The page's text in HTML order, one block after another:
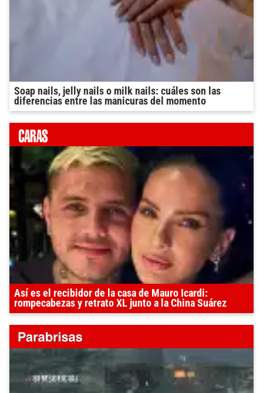
Soap nails, jelly nails o milk nails: cuáles son las
diferencias entre las manicuras del momento
Así es el recibidor de la casa de Mauro Icardi:
rompecabezas y retrato XL junto a la China Suárez